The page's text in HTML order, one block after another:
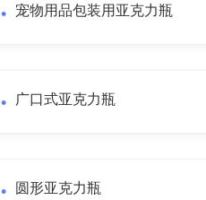
宠物用品包装用亚克力瓶
广口式亚克力瓶
圆形亚克力瓶